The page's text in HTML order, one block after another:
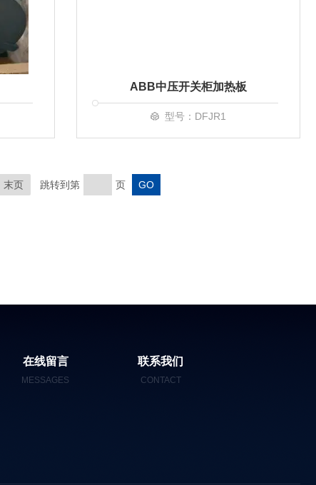
ABB中压开关柜加热板
型号：DFJR1
末页 跳转到第 页
在线留言
MESSAGES
联系我们
CONTACT